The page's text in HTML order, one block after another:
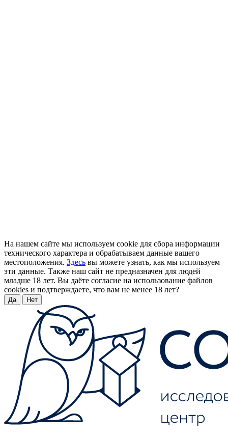
На нашем сайте мы используем cookie для сбора информации
технического характера и обрабатываем данные вашего
местоположения. Здесь вы можете узнать, как мы используем
эти данные. Также наш сайт не предназначен для людей
младше 18 лет. Вы даёте согласие на использование файлов
cookies и подтверждаете, что вам не менее 18 лет?
Да Нет